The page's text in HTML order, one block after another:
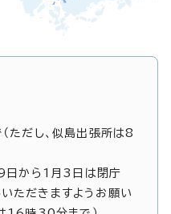
だし、似島出張所は8
日から1月3日は閉庁
ただきますようお願い